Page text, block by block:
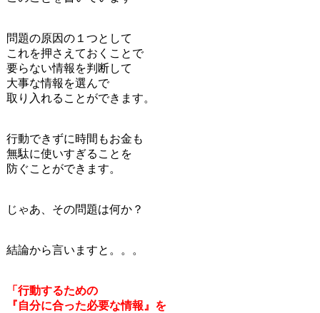
問題の原因の１つとして
これを押さえておくことで
要らない情報を判断して
大事な情報を選んで
取り入れることができます。
行動できずに時間もお金も
無駄に使いすぎることを
防ぐことができます。
じゃあ、その問題は何か？
結論から言いますと。。。
「行動するための
『自分に合った必要な情報』を